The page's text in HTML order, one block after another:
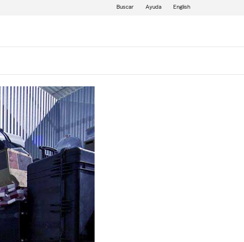
Buscar Ayuda English